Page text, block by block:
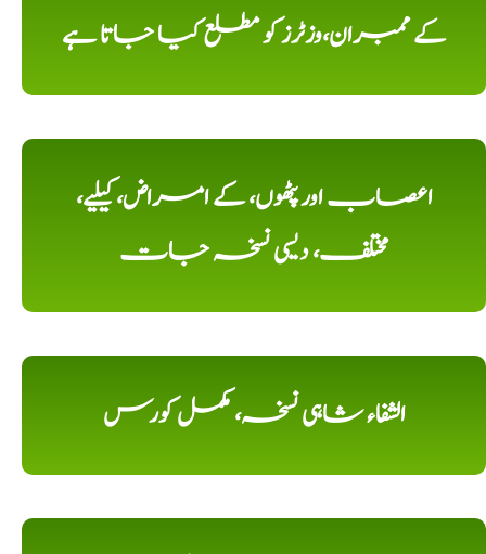
کے ممبران،وزٹرز کو مطلع کیا جاتا ہے
اعصاب اور پٹھوں، کے امراض، کیلیے،
مختلف، دیسی نسخہ جات
الشفاء شاہی نسخہ، مکمل کورس